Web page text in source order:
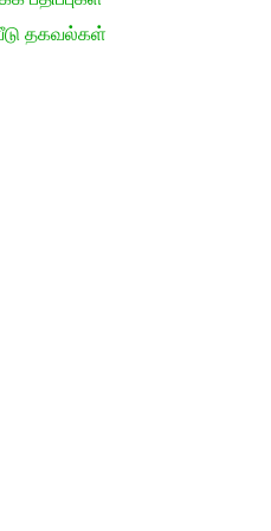
தகவல்கள்